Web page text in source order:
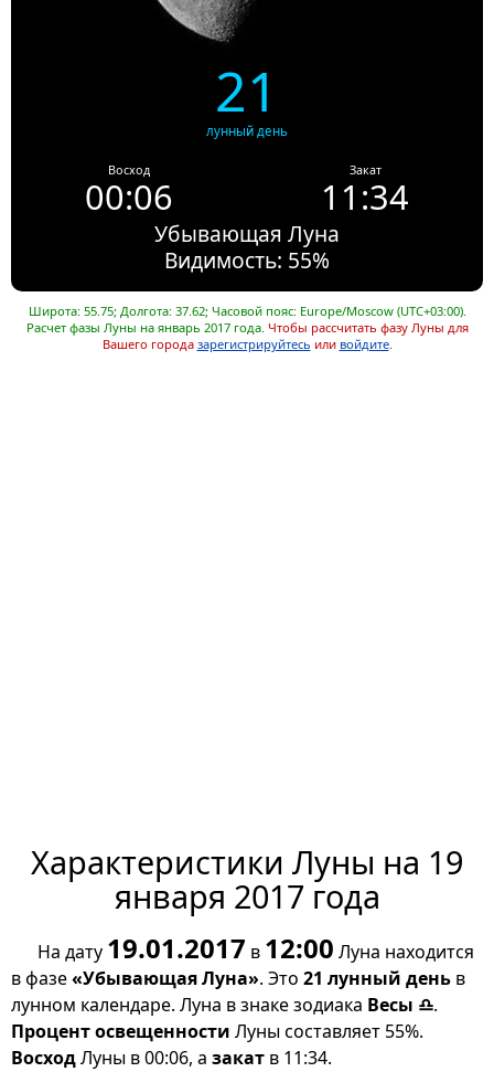
21
лунный день
Восход
00:06
Закат
11:34
Убывающая Луна
Видимость: 55%
Широта: 55.75; Долгота: 37.62; Часовой пояс: Europe/Moscow (UTC+03:00).
Расчет фазы Луны на январь 2017 года. Чтобы рассчитать фазу Луны для
Вашего города зарегистрируйтесь или войдите.
Характеристики Луны на 19
января 2017 года
На дату 19.01.2017 в 12:00 Луна находится
в фазе«Убывающая Луна». Это 21 лунный день в
лунном календаре. Луна в знаке зодиака Весы ♎.
Процент освещенности Луны составляет 55%.
ВосходЛуны в 00:06, а закат в 11:34.